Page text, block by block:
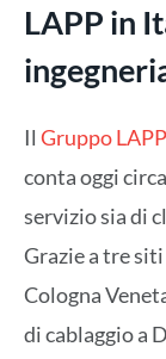
LAPP in
Il Gruppo LAPP
conta oggi
servizio sia di
Grazie a tre
Cologna
di cablaggio a